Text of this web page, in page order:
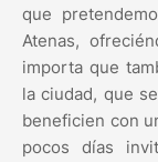
que
Atenas,
importa que
la ciudad, que
beneficien con
pocos días